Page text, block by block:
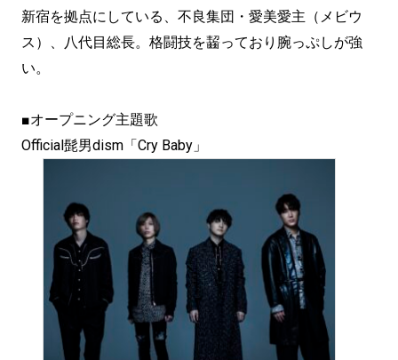
新宿を拠点にしている、不良集団・愛美愛主（メビウ
ス）、八代目総長。格闘技を齧っており腕っぷしが強
い。
■オープニング主題歌
Official髭男dism「Cry Baby」